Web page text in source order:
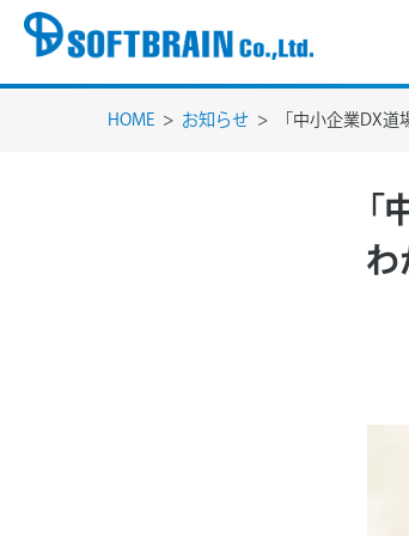
HOME お知らせ 「中小企業DX
わ